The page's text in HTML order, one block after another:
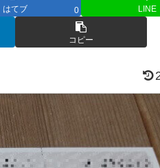
はてブ 0 LINE
コピー